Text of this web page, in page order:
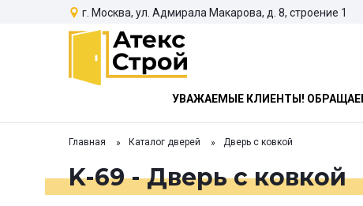
г. Москва, ул. Адмирала Макарова, д. 8, строение 1
УВАЖАЕМЫЕ КЛИЕНТЫ!
Главная Каталог дверей Дверь с ковкой
K-69 - Дверь с ковкой